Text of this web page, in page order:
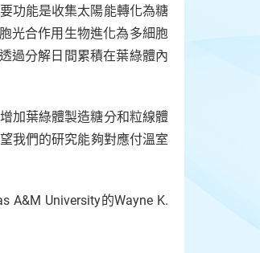
功能是收集太陽能轉化為糖
光合作用生物進化為多細胞
過分解日間累積在葉綠體內
加葉綠體製造糖分和粒線體
我們的研究能夠對應付溫室
A&M University的Wayne K.